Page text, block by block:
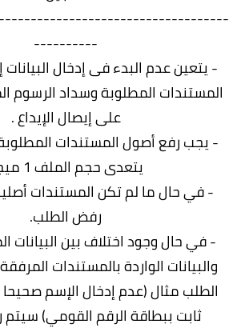
----------
- يتعين عدم البدء فى إدخال البيانات
المستندات المطلوبة وسداد الرسوم
على إيصال الإيداع .
يتعدى حجم الملف 1 ميجا.
- في حال ما لم تكن المستندات
رفض الطلب.
- في حال وجود اختلاف بين البيانات
والبيانات الواردة بالمستندات
الطلب مثال (عدم إدخال الإسم
ثابت ببطاقة الرقم القومي)